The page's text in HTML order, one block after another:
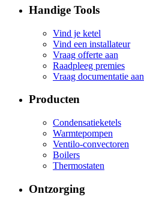
Handige Tools
Vind je ketel
Vind een installateur
Vraag offerte aan
Raadpleeg premies
Vraag documentatie aan
Producten
Condensatieketels
Warmtepompen
Ventilo-convectoren
Boilers
Thermostaten
Ontzorging